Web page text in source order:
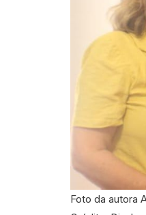
Foto da autora